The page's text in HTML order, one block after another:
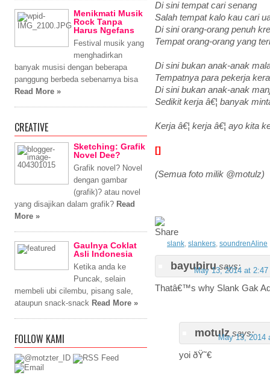
Di sini tempat cari senang
Salah tempat kalo kau cari
Di sini orang-orang penuh
Tempat orang-orang yang
Di sini bukan anak-anak
Tempatnya para pekerja
Di sini bukan anak-anak
Sedikit kerja â€¦ banyak
Kerja â€¦ kerja â€¦ ayo kita
[]
(Semua foto milik @motulz)
slank, slankers, soundrenAline
bayubiru says:
May 13, 2014 at 2:47
Thatâ€™s why Slank Gak
motulz says:
May 13, 2014
yoi ðŸ˜€
Menikmati Musik
Rock Tanpa
Harus Ngefans
Festival musik yang
menghadirkan
banyak musisi dengan beberapa
panggung berbeda sebenarnya bisa
Read More »
CREATIVE
Sketching: Grafik
Novel Dee?
Grafik novel? Novel
dengan gambar
(grafik)? atau novel
yang disajikan dalam grafik? Read
More »
Gaulnya Coklat
Asli Indonesia
Ketika anda ke
Puncak, selain
membeli ubi cilembu, pisang sale,
ataupun snack-snack Read More »
FOLLOW KAMI